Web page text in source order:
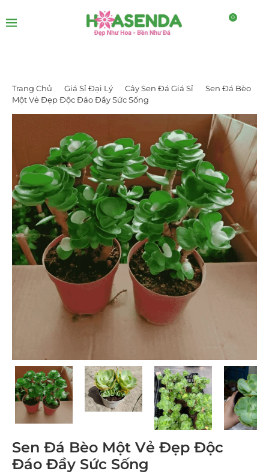
0
Trang Chủ Giá Sỉ Đại Lý Cây Sen Đá Giá Sỉ
Sen Đá Bèo
Một Vẻ Đẹp Độc Đáo Đầy Sức Sống
Sen Đá Bèo Một Vẻ Đẹp Độc
Đáo Đầy Sức Sống